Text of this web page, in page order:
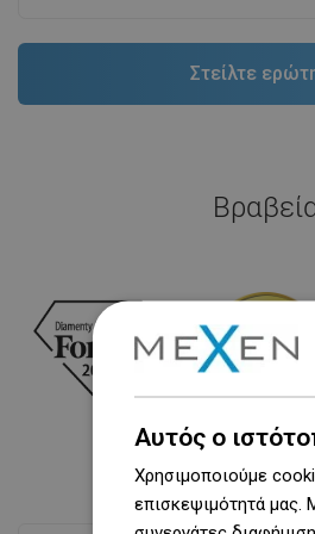
Αυτός ο
Χρησιμοποιούμε
επισκεψιμότητά μας.